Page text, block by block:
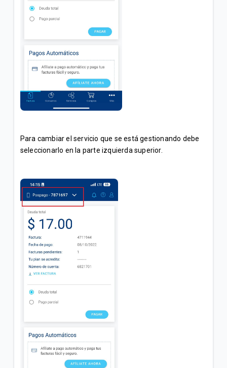
Para cambiar el servicio que se está gestionando debe
seleccionarlo en la parte izquierda superior.